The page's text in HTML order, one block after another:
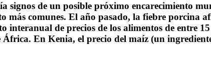
signos de un posible próximo encarecimiento
más comunes. El año pasado, la fiebre
interanual de precios de los alimentos de entre
África. En Kenia, el precio del maíz (un